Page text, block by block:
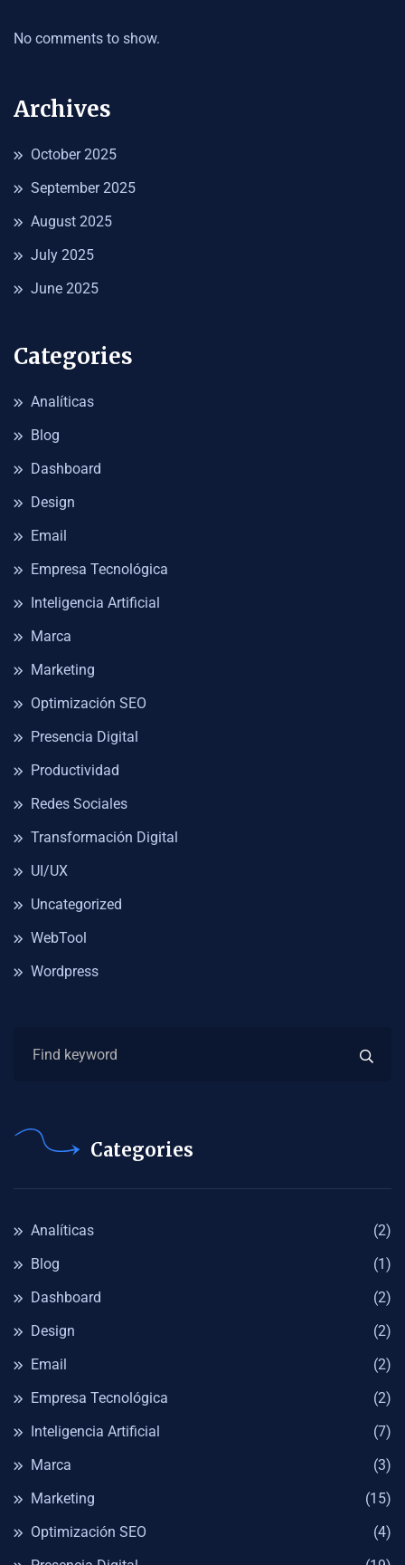
No comments to show.
Archives
October 2025
September 2025
August 2025
July 2025
June 2025
Categories
Analíticas
Blog
Dashboard
Design
Email
Empresa Tecnológica
Inteligencia Artificial
Marca
Marketing
Optimización SEO
Presencia Digital
Productividad
Redes Sociales
Transformación Digital
UI/UX
Uncategorized
WebTool
Wordpress
Categories
Analíticas
(2)
Blog
(1)
Dashboard
(2)
Design
(2)
Email
(2)
Empresa Tecnológica
(2)
Inteligencia Artificial
(7)
Marca
(3)
Marketing
(15)
Optimización SEO
(4)